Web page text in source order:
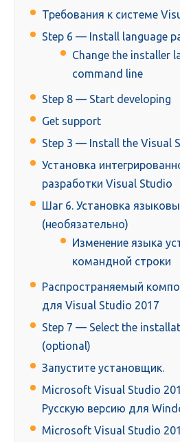
Требования к системе
Step 6 — Install language
Change the installer
command line
Step 8 — Start developing
Get support
Step 3 — Install the Visual
Установка
разработки Visual Studio
Шаг 6. Установка
(необязательно)
Изменение языка
командной строки
Распространяемый
для Visual Studio 2017
Step 7 — Select the
(optional)
Запустите установщик.
Microsoft Visual Studio
Русскую версию для
Microsoft Visual Studio